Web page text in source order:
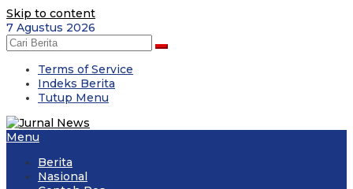
Skip to content
7 Agustus 2026
Terms of Service
Indeks Berita
Tutup Menu
Menu
Berita
Nasional